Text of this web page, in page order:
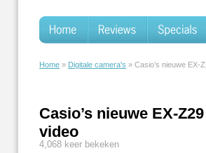
Home » Digitale camera's » Casio’s nieuwe EX-
Casio’s nieuwe EX-
video
4,068 keer bekeken